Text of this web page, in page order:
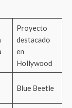
Proyecto
destacado
en
Hollywood
Blue Beetle